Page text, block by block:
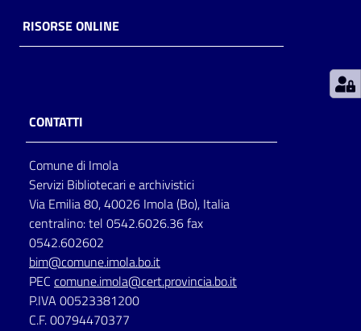
Decentrate
Seguici
su
RISORSE ONLINE
CONTATTI
Comune di Imola
Servizi Bibliotecari e archivistici
Via Emilia 80, 40026 Imola (Bo), Italia
centralino: tel 0542.6026.36 fax
0542.602602
bim@comune.imola.bo.it
PEC comune.imola@cert.provincia.bo.it
P.IVA 00523381200
C.F. 00794470377